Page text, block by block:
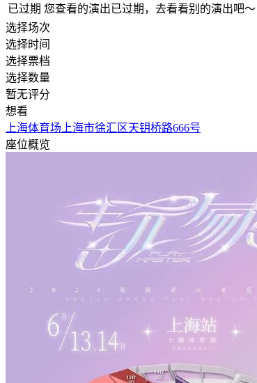
已过期 您查看的演出已过期，去看看别的演出吧～
选择场次
选择时间
选择票档
选择数量
暂无评分
想看
上海体育场 上海市徐汇区天钥桥路666号
座位概览